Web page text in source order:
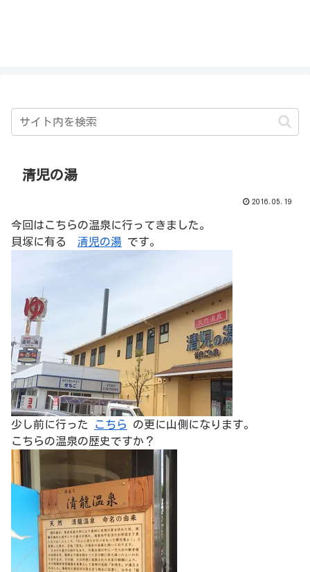
清児の湯
2016.05.19
今回はこちらの温泉に行ってきました。
貝塚に有る 清児の湯 です。
少し前に行った こちら
の更に山側になります。
こちらの温泉の歴史ですか？